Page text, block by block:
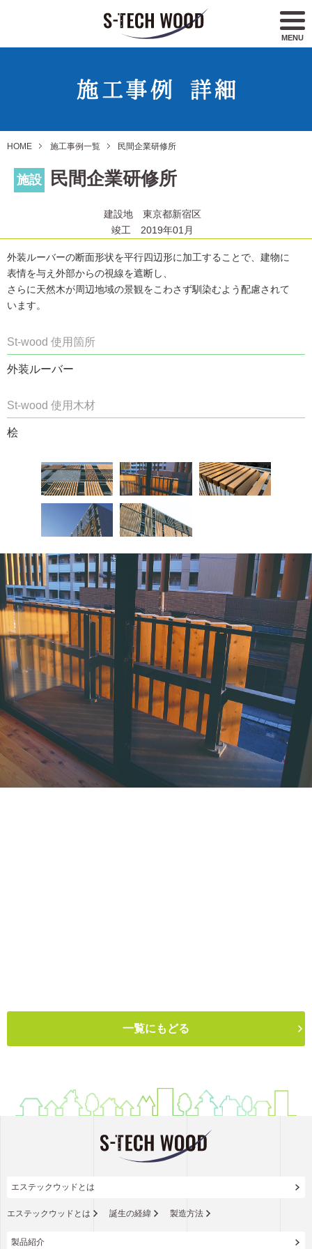
MENU
HOME 施工事例一覧 民間企業研修所
施設 民間企業研修所
建設地 東京都新宿区
竣工 2019年01月
外装ルーバーの断面形状を平行四辺形に加工することで、建物に
表情を与え外部からの視線を遮断し、
さらに天然木が周辺地域の景観をこわさず馴染むよう配慮されて
います。
St-wood 使用箇所
外装ルーバー
St-wood 使用木材
桧
一覧にもどる
エステックウッドとは
エステックウッドとは 誕生の経緯 製造方法
製品紹介